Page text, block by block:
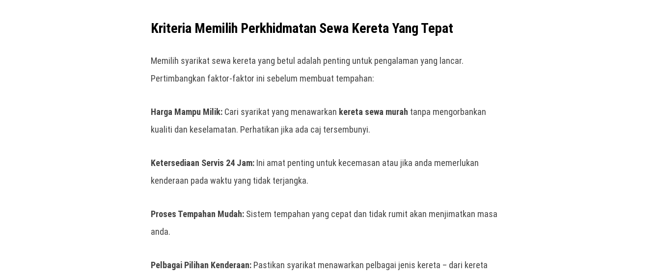
Kriteria Memilih Perkhidmatan Sewa Kereta Yang Tepat
Memilih syarikat sewa kereta yang betul adalah penting untuk pengalaman yang lancar.
Pertimbangkan faktor-faktor ini sebelum membuat tempahan:
Harga Mampu Milik: Cari syarikat yang menawarkan kereta sewa murah tanpa mengorbankan
kualiti dan keselamatan. Perhatikan jika ada caj tersembunyi.
Ketersediaan Servis 24 Jam: Ini amat penting untuk kecemasan atau jika anda memerlukan
kenderaan pada waktu yang tidak terjangka.
Proses Tempahan Mudah: Sistem tempahan yang cepat dan tidak rumit akan menjimatkan masa
anda.
Pelbagai Pilihan Kenderaan: Pastikan syarikat menawarkan pelbagai jenis kereta – dari kereta